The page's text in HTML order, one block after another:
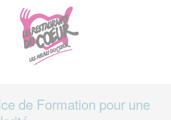
de Formation pour une